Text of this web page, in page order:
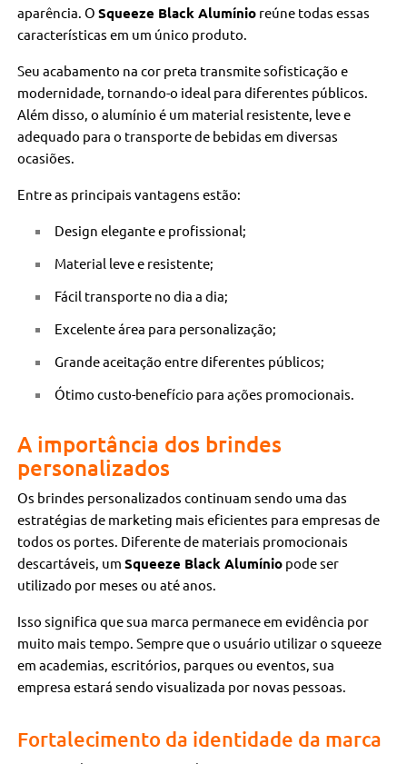
aparência. OSqueeze Black Alumínio reúne todas essas
características em um único produto.
Seu acabamento na cor preta transmite sofisticação e
modernidade, tornando-o ideal para diferentes públicos.
Além disso, o alumínio é um material resistente, leve e
adequado para o transporte de bebidas em diversas
ocasiões.
Entre as principais vantagens estão:
Design elegante e profissional;
Material leve e resistente;
Fácil transporte no dia a dia;
Excelente área para personalização;
Grande aceitação entre diferentes públicos;
Ótimo custo-benefício para ações promocionais.
A importância dos brindes
personalizados
Os brindes personalizados continuam sendo uma das
estratégias de marketing mais eficientes para empresas de
todos os portes. Diferente de materiais promocionais
descartáveis, umSqueeze Black Alumínio pode ser
utilizado por meses ou até anos.
Isso significa que sua marca permanece em evidência por
muito mais tempo. Sempre que o usuário utilizar o squeeze
em academias, escritórios, parques ou eventos, sua
empresa estará sendo visualizada por novas pessoas.
Fortalecimento da identidade da marca